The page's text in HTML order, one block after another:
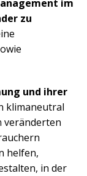
im
zu
und ihrer
klimaneutral
veränderten
helfen,
in der